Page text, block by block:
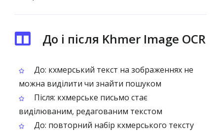
До і після Khmer Image OCR
До: кхмерський текст на зображеннях не
можна виділити чи знайти пошуком
Після: кхмерське письмо стає
виділюваним, редагованим текстом
До: повторний набір кхмерського тексту